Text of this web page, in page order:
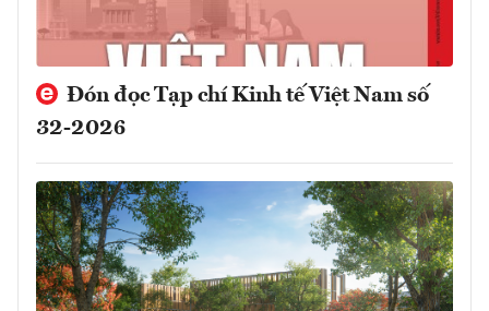
Đón đọc Tạp chí Kinh tế Việt Nam số
32-2026